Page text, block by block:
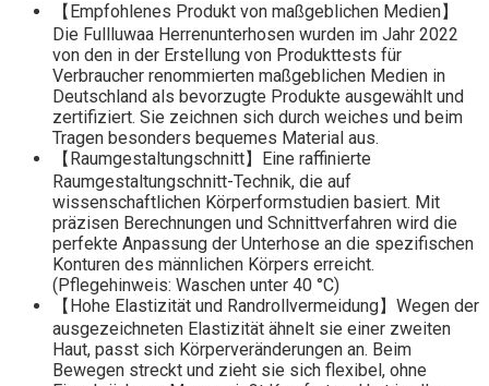
【Empfohlenes Produkt von maßgeblichen Medien】
Die Fullluwaa Herrenunterhosen wurden im Jahr 2022
von den in der Erstellung von Produkttests für
Verbraucher renommierten maßgeblichen Medien in
Deutschland als bevorzugte Produkte ausgewählt und
zertifiziert. Sie zeichnen sich durch weiches und beim
Tragen besonders bequemes Material aus.
【Raumgestaltungschnitt】Eine raffinierte
Raumgestaltungschnitt-Technik, die auf
wissenschaftlichen Körperformstudien basiert. Mit
präzisen Berechnungen und Schnittverfahren wird die
perfekte Anpassung der Unterhose an die spezifischen
Konturen des männlichen Körpers erreicht.
(Pflegehinweis: Waschen unter 40 °C)
【Hohe Elastizität und Randrollvermeidung】Wegen der
ausgezeichneten Elastizität ähnelt sie einer zweiten
Haut, passt sich Körperveränderungen an. Beim
Bewegen streckt und zieht sie sich flexibel, ohne